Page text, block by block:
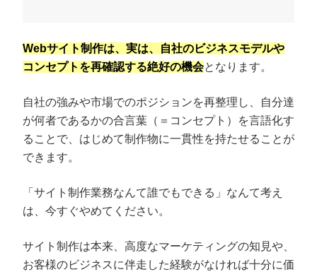
Webサイト制作は、実は、自社のビジネスモデルや
コンセプトを再確認する絶好の機会となります。
自社の強みや市場でのポジションを再整理し、自分達
が何者であるかの合言葉（＝コンセプト）を言語化す
ることで、はじめて制作物に一貫性を持たせることが
できます。
「サイト制作業務なんて誰でもできる」なんて考え
は、今すぐやめてください。
サイト制作は本来、高度なマーケティングの知見や、
お客様のビジネスに伴走した経験がなければ十分に価